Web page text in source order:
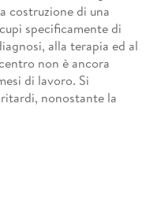
costruzione di una
specificamente di
alla terapia ed al
non è ancora
di lavoro. Si
nonostante la
per i loro figli e
le linee guida
La storia di un